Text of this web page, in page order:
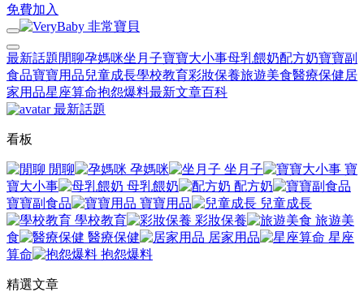
免費加入
最新話題 閒聊孕媽咪坐月子寶寶大小事母乳餵奶配方奶寶寶副
食品寶寶用品兒童成長學校教育彩妝保養旅遊美食醫療保健居
家用品星座算命抱怨爆料最新文章百科
最新話題
看板
閒聊 孕媽咪 坐月子
寶
寶大小事
母乳餵奶
配方奶
寶寶副食品
寶寶用品
兒童成長
學校教育
彩妝保養
旅遊美
食
醫療保健 居家用品
星座
算命
抱怨爆料
精選文章